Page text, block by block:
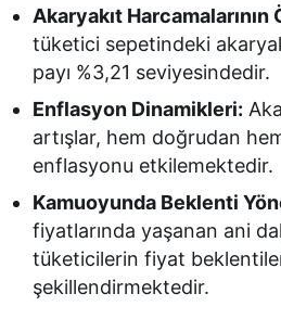
Akaryakıt Harcamalarının
tüketici sepetindeki
payı %3,21 seviyesindedir.
Enflasyon Dinamikleri:
artışlar, hem doğrudan
enflasyonu etkilemektedir.
Kamuoyunda Beklenti
fiyatlarında yaşanan ani
tüketicilerin fiyat
şekillendirmektedir.